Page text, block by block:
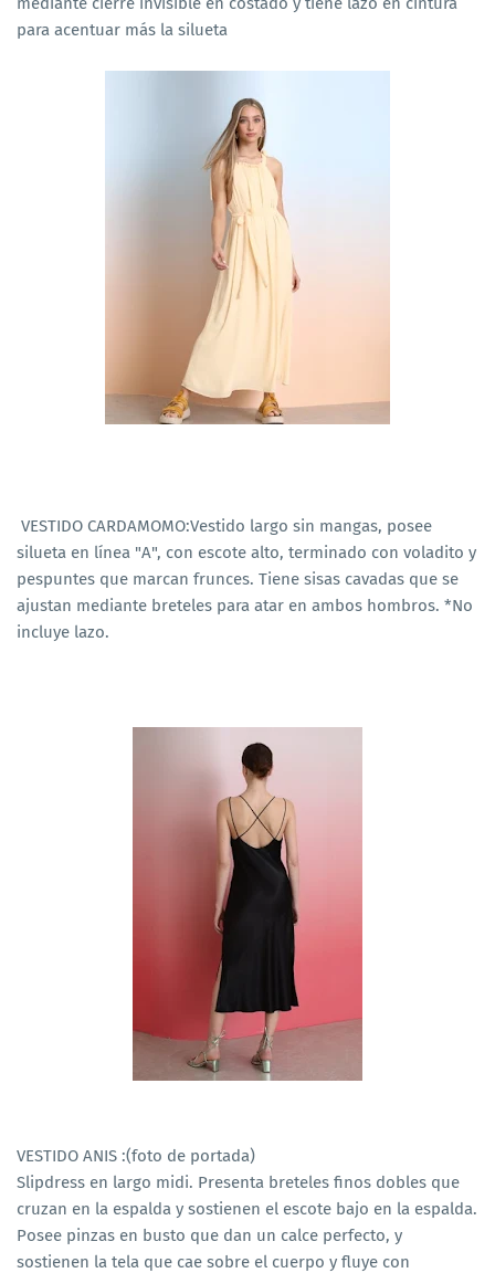
para acentuar más la silueta
VESTIDO CARDAMOMO:Vestido largo sin mangas, posee
silueta en línea "A", con escote alto, terminado con voladito y
pespuntes que marcan frunces. Tiene sisas cavadas que se
ajustan mediante breteles para atar en ambos hombros. *No
incluye lazo.
VESTIDO ANIS :(foto de portada)
Slipdress en largo midi. Presenta breteles finos dobles que
cruzan en la espalda y sostienen el escote bajo en la espalda.
Posee pinzas en busto que dan un calce perfecto, y
sostienen la tela que cae sobre el cuerpo y fluye con